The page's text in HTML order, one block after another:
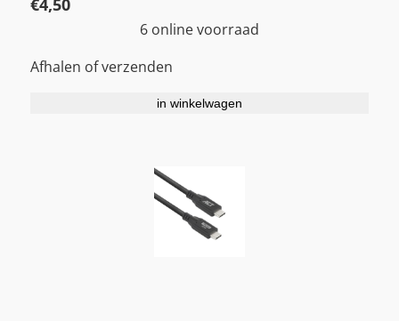
€4,50
6 online voorraad
Afhalen of verzenden
in winkelwagen